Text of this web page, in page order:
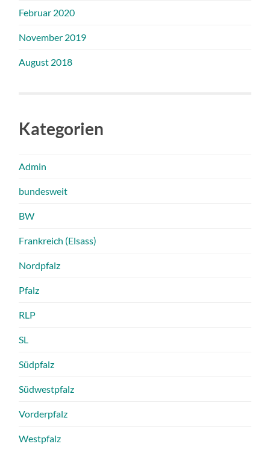
Februar 2020
November 2019
August 2018
Kategorien
Admin
bundesweit
BW
Frankreich (Elsass)
Nordpfalz
Pfalz
RLP
SL
Südpfalz
Südwestpfalz
Vorderpfalz
Westpfalz